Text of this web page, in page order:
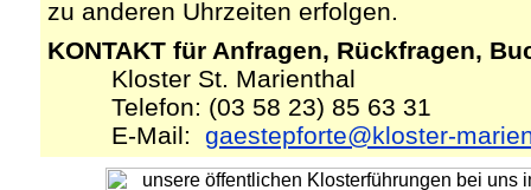
zu anderen Uhrzeiten erfolgen.
KONTAKT für Anfragen, Rückfragen,
Kloster St. Marienthal
Telefon: (03 58 23) 85 63 31
E-Mail: gaestepforte@kloster-